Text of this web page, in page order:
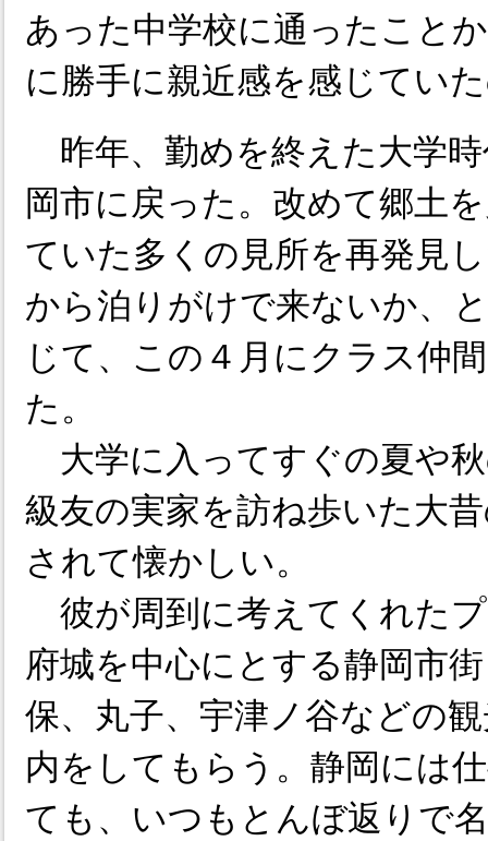
あった中学校に通ったこと
に勝手に親近感を感じてい
昨年、勤めを終えた大学
岡市に戻った。改めて郷土
ていた多くの見所を再発見
から泊りがけで来ないか、
じて、この４月にクラス仲
た。
大学に入ってすぐの夏や
級友の実家を訪ね歩いた大
されて懐かしい。
彼が周到に考えてくれた
府城を中心にとする静岡市
保、丸子、宇津ノ谷などの
内をしてもらう。静岡には
ても、いつもとんぼ返りで